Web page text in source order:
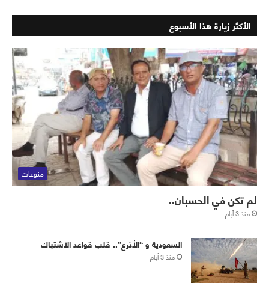
الأكثر زيارة هذا الأسبوع
منوعات
لم تكن في الحسبان..
منذ 3 أيام
‏⁧‫السعودية‬⁩ و “الأذرع”.. قلب قواعد الاشتباك
منذ 3 أيام